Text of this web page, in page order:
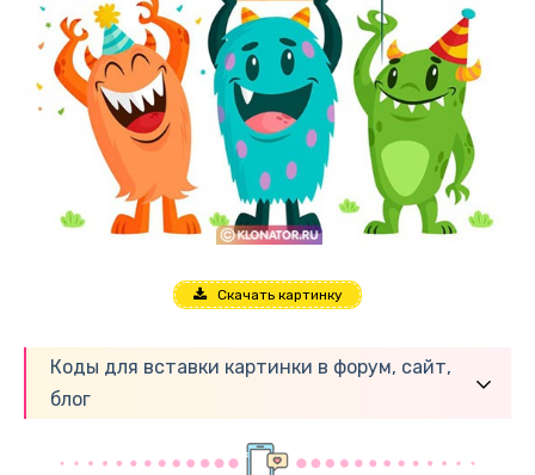
Скачать картинку
Коды для вставки картинки в форум, сайт,
блог